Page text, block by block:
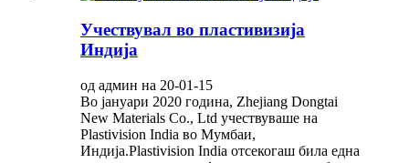
Учествувал во пластивизија
Индија
од админ на 20-01-15
Во јануари 2020 година, Zhejiang Dongtai
New Materials Co., Ltd учествуваше на
Plastivision India во Мумбаи,
Индија.Plastivision India отсекогаш била една